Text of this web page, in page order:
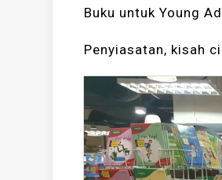
Buku untuk Young
Penyiasatan, kisah